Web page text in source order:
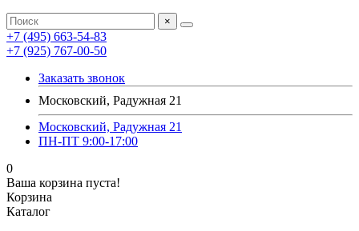
×
+7 (495) 663-54-83
+7 (925) 767-00-50
Заказать звонок
Московский, Радужная 21
Московский, Радужная 21
ПН-ПТ 9:00-17:00
0
Ваша корзина пуста!
Корзина
Каталог